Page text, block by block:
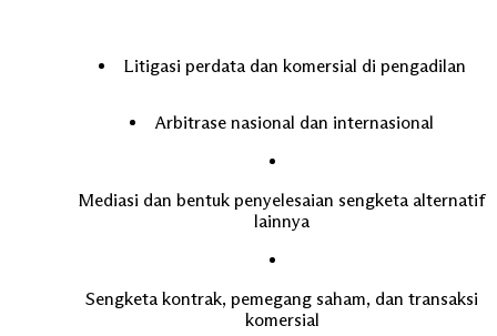
Litigasi perdata dan komersial di pengadilan
Arbitrase nasional dan internasional
Mediasi dan bentuk penyelesaian sengketa alternatif
lainnya
Sengketa kontrak, pemegang saham, dan transaksi
komersial